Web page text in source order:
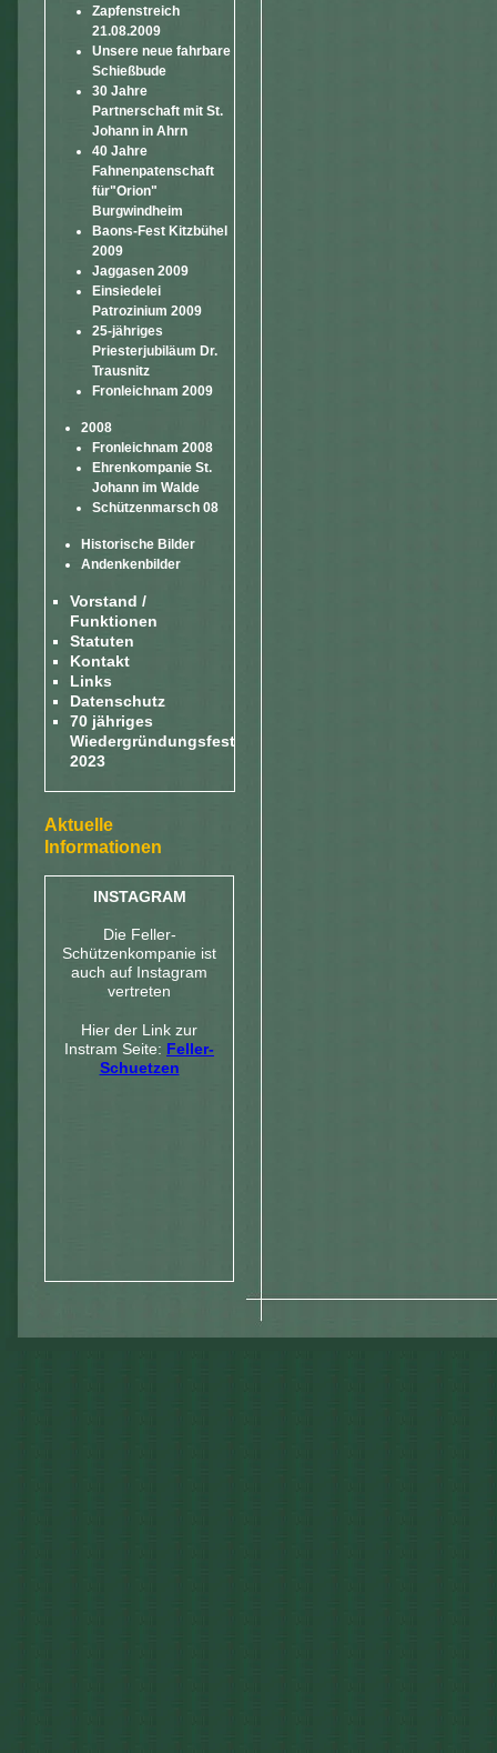
Zapfenstreich
21.08.2009
Unsere neue fahrbare
Schießbude
30 Jahre
Partnerschaft mit St.
Johann in Ahrn
40 Jahre
Fahnenpatenschaft
für"Orion"
Burgwindheim
Baons-Fest Kitzbühel
2009
Jaggasen 2009
Einsiedelei
Patrozinium 2009
25-jähriges
Priesterjubiläum Dr.
Trausnitz
Fronleichnam 2009
2008
Fronleichnam 2008
Ehrenkompanie St.
Johann im Walde
Schützenmarsch 08
Historische Bilder
Andenkenbilder
Vorstand /
Funktionen
Statuten
Kontakt
Links
Datenschutz
70 jähriges
Wiedergründungsfest
2023
Aktuelle
Informationen
INSTAGRAM
Die Feller-
Schützenkompanie ist
auch auf Instagram
vertreten
Hier der Link zur
Instram Seite: Feller-
Schuetzen